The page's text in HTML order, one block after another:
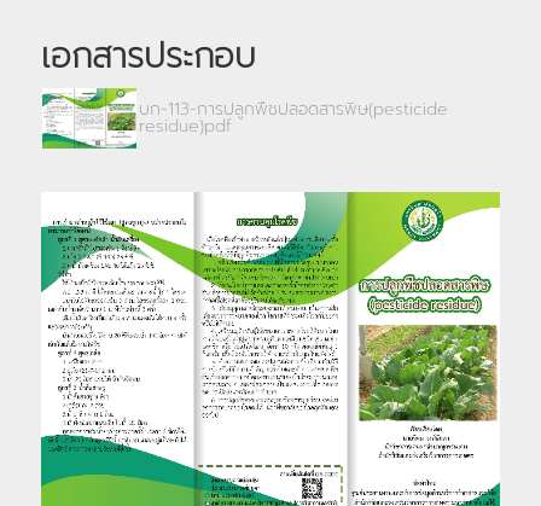
เอกสารประกอบ
บก-113-การปลูกพืชปลอดสารพิษ(pesticide
residue)pdf